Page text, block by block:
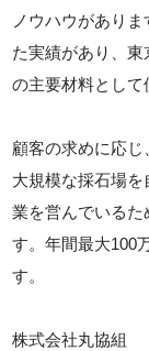
ノウハウがあり
た実績があり、
の主要材料として
顧客の求めに応じ
大規模な採石場
業を営んでいる
す。年間最大100
す。
株式会社丸協組